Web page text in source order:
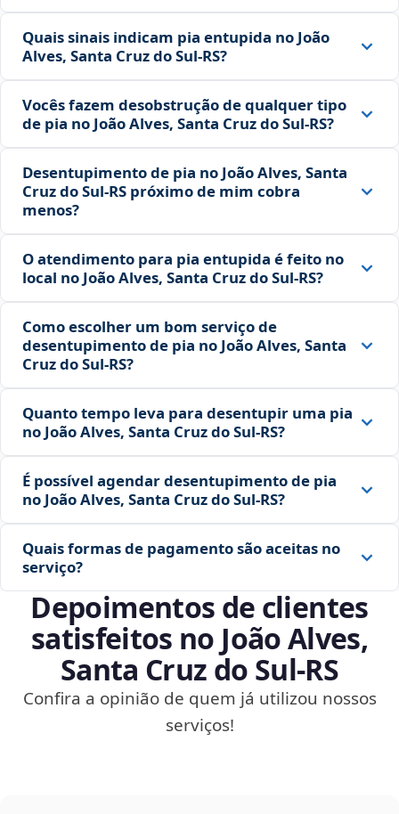
Quais sinais indicam pia entupida no João
Alves, Santa Cruz do Sul‑RS?
Vocês fazem desobstrução de qualquer tipo
de pia no João Alves, Santa Cruz do Sul‑RS?
Desentupimento de pia no João Alves, Santa
Cruz do Sul‑RS próximo de mim cobra
menos?
O atendimento para pia entupida é feito no
local no João Alves, Santa Cruz do Sul‑RS?
Como escolher um bom serviço de
desentupimento de pia no João Alves, Santa
Cruz do Sul‑RS?
Quanto tempo leva para desentupir uma pia
no João Alves, Santa Cruz do Sul‑RS?
É possível agendar desentupimento de pia
no João Alves, Santa Cruz do Sul‑RS?
Quais formas de pagamento são aceitas no
serviço?
Depoimentos de clientes
satisfeitos no João Alves,
Santa Cruz do Sul‑RS
Confira a opinião de quem já utilizou nossos
serviços!